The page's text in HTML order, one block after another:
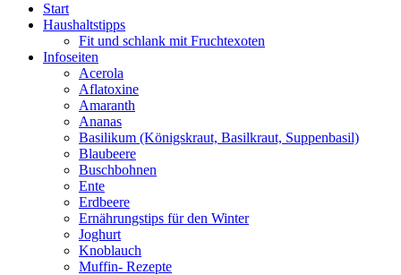
Start
Haushaltstipps
Fit und schlank mit Fruchtexoten
Infoseiten
Acerola
Aflatoxine
Amaranth
Ananas
Basilikum (Königskraut, Basilkraut, Suppenbasil)
Blaubeere
Buschbohnen
Ente
Erdbeere
Ernährungstips für den Winter
Joghurt
Knoblauch
Muffin- Rezepte